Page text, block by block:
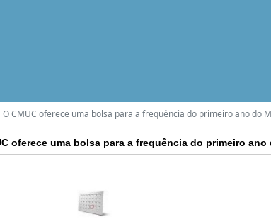
O CMUC oferece uma bolsa para a frequência do primeiro ano do
oferece uma bolsa para a frequência do primeiro